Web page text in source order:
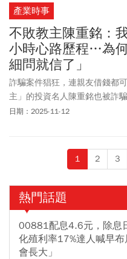
產業時事
不敗教主陳重銘：
小時心路歷程…為
細問就信了」
詐騙案件猖狂，連親友借錢都
主」的投資名人陳重銘也被詐
萬，唉！太相信人了...」。陳
自身經驗提醒其他人，「以後
去醫院繳費，不用給他現金」
本人，以免荷包失血。
日期：2025-11-12
1 2 3
熱門話題
00881配息4.6元，除息
化殖利率17%達人喊早
會長大」